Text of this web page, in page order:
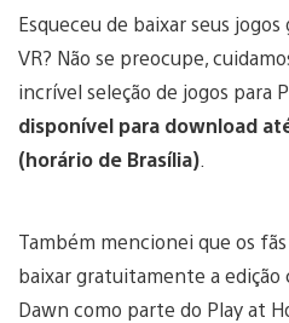
Esqueceu de baixar seus
VR? Não se preocupe,
incrível seleção de jogos para
disponível para download
(horário de Brasília)
Também mencionei que os
baixar gratuitamente a
Dawn como parte do Play at